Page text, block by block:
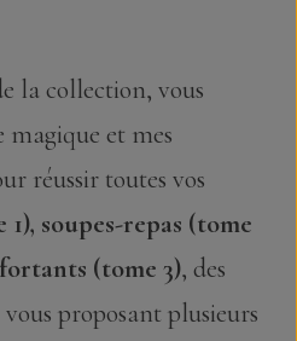
la collection, vous
et mes
réussir toutes vos
1), soupes-repas (tome
(tome 3), des
proposant plusieurs